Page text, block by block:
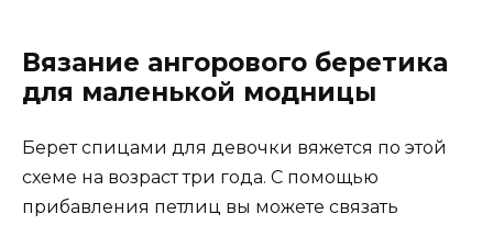
Вязание ангорового беретика
для маленькой модницы
Берет спицами для девочки вяжется по этой
схеме на возраст три года. С помощью
прибавления петлиц вы можете связать